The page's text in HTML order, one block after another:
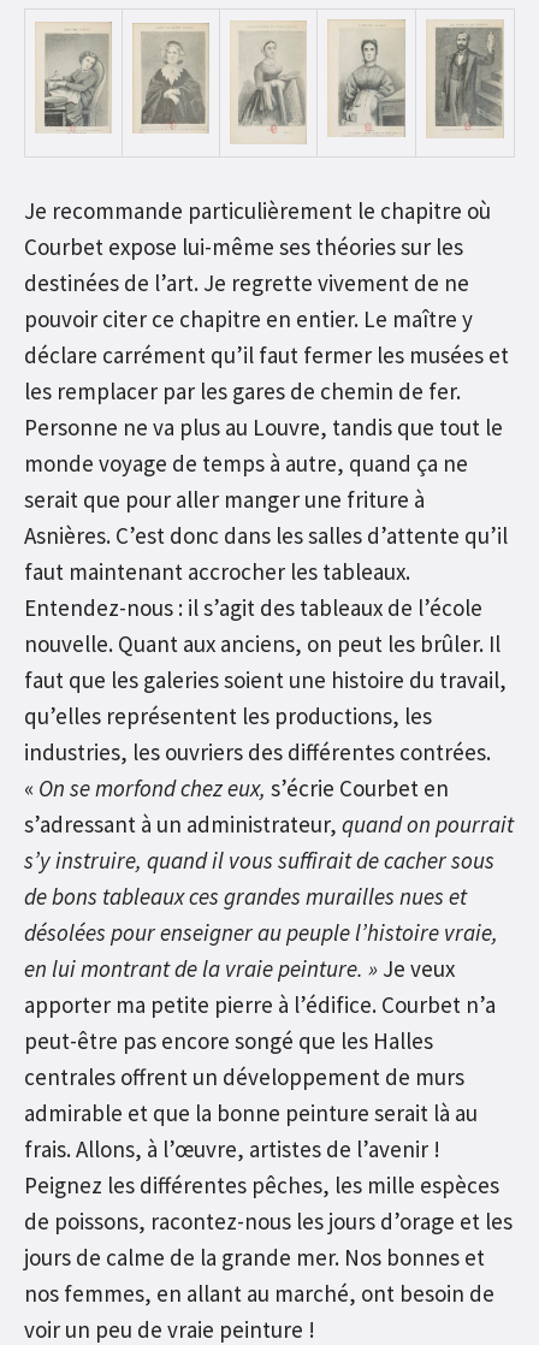
Je recommande particulièrement le chapitre où
Courbet expose lui-même ses théories sur les
destinées de l’art. Je regrette vivement de ne
pouvoir citer ce chapitre en entier. Le maître y
déclare carrément qu’il faut fermer les musées et
les remplacer par les gares de chemin de fer.
Personne ne va plus au Louvre, tandis que tout le
monde voyage de temps à autre, quand ça ne
serait que pour aller manger une friture à
Asnières. C’est donc dans les salles d’attente qu’il
faut maintenant accrocher les tableaux.
Entendez-nous : il s’agit des tableaux de l’école
nouvelle. Quant aux anciens, on peut les brûler. Il
faut que les galeries soient une histoire du travail,
qu’elles représentent les productions, les
industries, les ouvriers des différentes contrées.
« On se morfond chez eux, s’écrie Courbet en
s’adressant à un administrateur, quand on pourrait
s’y instruire, quand il vous suffirait de cacher sous
de bons tableaux ces grandes murailles nues et
désolées pour enseigner au peuple l’histoire vraie,
en lui montrant de la vraie peinture. » Je veux
apporter ma petite pierre à l’édifice. Courbet n’a
peut-être pas encore songé que les Halles
centrales offrent un développement de murs
admirable et que la bonne peinture serait là au
frais. Allons, à l’œuvre, artistes de l’avenir !
Peignez les différentes pêches, les mille espèces
de poissons, racontez-nous les jours d’orage et les
jours de calme de la grande mer. Nos bonnes et
nos femmes, en allant au marché, ont besoin de
voir un peu de vraie peinture !